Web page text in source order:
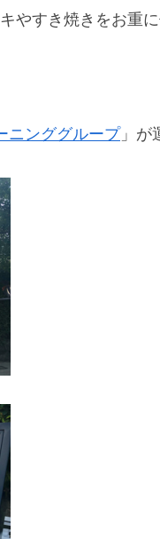
やすき焼きをお重
ニンググループ」が